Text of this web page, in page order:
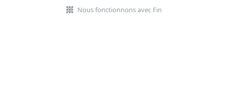
Nous fonctionnons avec Fin